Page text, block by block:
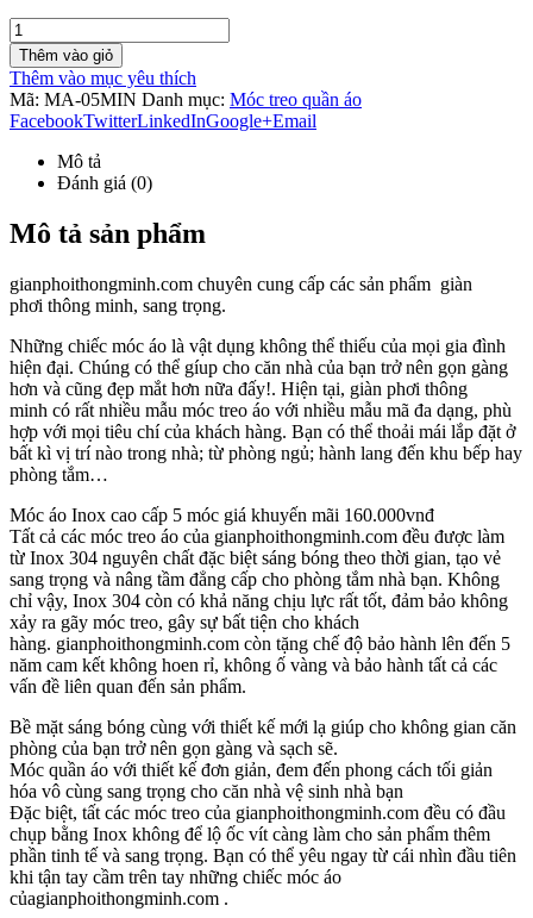
Thêm vào giỏ
Thêm vào mục yêu thích
Mã: MA-05MIN Danh mục: Móc treo quần áo
FacebookTwitterLinkedInGoogle+Email
Mô tả
Đánh giá (0)
Mô tả sản phẩm
gianphoithongminh.com chuyên cung cấp các sản phẩm giàn
phơi thông minh, sang trọng.
Những chiếc móc áo là vật dụng không thể thiếu của mọi gia đình
hiện đại. Chúng có thể gíup cho căn nhà của bạn trở nên gọn gàng
hơn và cũng đẹp mắt hơn nữa đấy!. Hiện tại, giàn phơi thông
minh có rất nhiều mẫu móc treo áo với nhiều mẫu mã đa dạng, phù
hợp với mọi tiêu chí của khách hàng. Bạn có thể thoải mái lắp đặt ở
bất kì vị trí nào trong nhà; từ phòng ngủ; hành lang đến khu bếp hay
phòng tắm…
Móc áo Inox cao cấp 5 móc giá khuyến mãi 160.000vnđ
Tất cả các móc treo áo của gianphoithongminh.com đều được làm
từ Inox 304 nguyên chất đặc biệt sáng bóng theo thời gian, tạo vẻ
sang trọng và nâng tầm đẳng cấp cho phòng tắm nhà bạn. Không
chỉ vậy, Inox 304 còn có khả năng chịu lực rất tốt, đảm bảo không
xảy ra gãy móc treo, gây sự bất tiện cho khách
hàng. gianphoithongminh.com còn tặng chế độ bảo hành lên đến 5
năm cam kết không hoen rỉ, không ố vàng và bảo hành tất cả các
vấn đề liên quan đến sản phẩm.
Bề mặt sáng bóng cùng với thiết kế mới lạ giúp cho không gian căn
phòng của bạn trở nên gọn gàng và sạch sẽ.
Móc quần áo với thiết kế đơn giản, đem đến phong cách tối giản
hóa vô cùng sang trọng cho căn nhà vệ sinh nhà bạn
Đặc biệt, tất các móc treo của gianphoithongminh.com đều có đầu
chụp bằng Inox không để lộ ốc vít càng làm cho sản phẩm thêm
phần tinh tế và sang trọng. Bạn có thể yêu ngay từ cái nhìn đầu tiên
khi tận tay cầm trên tay những chiếc móc áo
củagianphoithongminh.com .